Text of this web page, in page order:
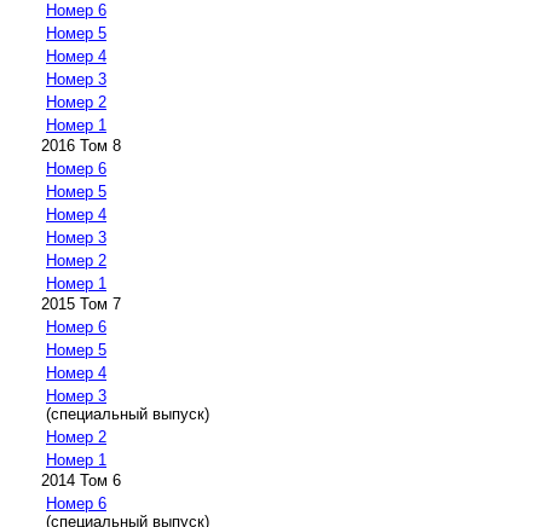
Номер 6
Номер 5
Номер 4
Номер 3
Номер 2
Номер 1
2016 Том 8
Номер 6
Номер 5
Номер 4
Номер 3
Номер 2
Номер 1
2015 Том 7
Номер 6
Номер 5
Номер 4
Номер 3
(специальный выпуск)
Номер 2
Номер 1
2014 Том 6
Номер 6
(специальный выпуск)